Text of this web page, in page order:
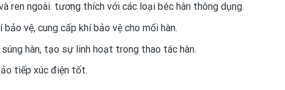
ren ngoài. tương thích với các loại béc hàn thông dụng.
vệ, cung cấp khí bảo vệ cho mối hàn.
hàn, tạo sự linh hoạt trong thao tác hàn.
tiếp xúc điện tốt.